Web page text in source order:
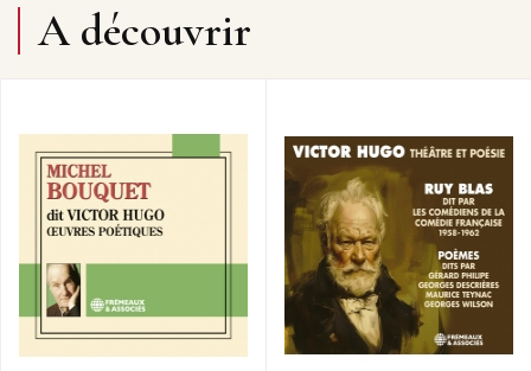
ÉTOILE • LES SAISONS • UN OISEAU CHANTE. JEAN
TOPART : LA JOLIE ROUSSE. BONUS : GUILLAUME
A découvrir